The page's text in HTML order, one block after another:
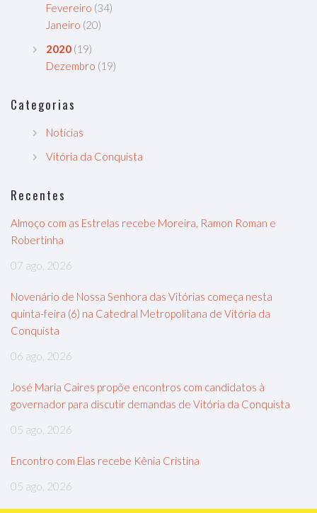
Fevereiro (34)
Janeiro (20)
2020 (19)
Dezembro (19)
Categorias
Notícias
Vitória da Conquista
Recentes
Almoço com as Estrelas recebe Moreira, Ramon Roman e
Robertinha
07 ago, 2026
Novenário de Nossa Senhora das Vitórias começa nesta
quinta-feira (6) na Catedral Metropolitana de Vitória da
Conquista
06 ago, 2026
José Maria Caires propõe encontros com candidatos à
governador para discutir demandas de Vitória da Conquista
05 ago, 2026
Encontro com Elas recebe Kênia Cristina
05 ago, 2026